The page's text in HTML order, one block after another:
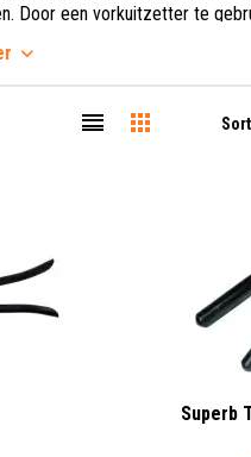
Door een vorkuitzetter te
Superb